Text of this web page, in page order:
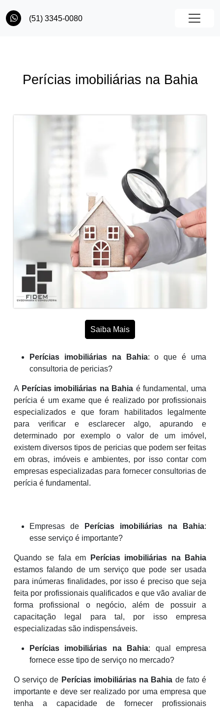
(51) 3345-0080
Perícias imobiliárias na Bahia
Perícias imobiliárias na Bahia: o que é uma
consultoria de pericias?
A Perícias imobiliárias na Bahia é fundamental, uma
perícia é um exame que é realizado por profissionais
especializados e que foram habilitados legalmente
para verificar e esclarecer algo, apurando e
determinado por exemplo o valor de um imóvel,
existem diversos tipos de pericias que podem ser feitas
em obras, imóveis e ambientes, por isso contar com
empresas especializadas para fornecer consultorias de
perícia é fundamental.
Saiba Mais
Empresas de Perícias imobiliárias na Bahia:
esse serviço é importante?
Quando se fala em
Perícias imobiliárias na Bahia
estamos falando de um serviço que pode ser usada
para inúmeras finalidades, por isso é preciso que seja
feita por profissionais qualificados e que vão avaliar de
forma profissional o negócio, além de possuir a
capacitação legal para tal, por isso empresa
especializadas são indispensáveis.
Perícias imobiliárias na Bahia: qual empresa
fornece esse tipo de serviço no mercado?
O serviço de Perícias imobiliárias na Bahia de fato é
importante e deve ser realizado por uma empresa que
tenha a capacidade de fornecer profissionais